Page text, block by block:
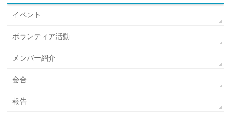
イベント
ボランティア活動
メンバー紹介
会合
報告